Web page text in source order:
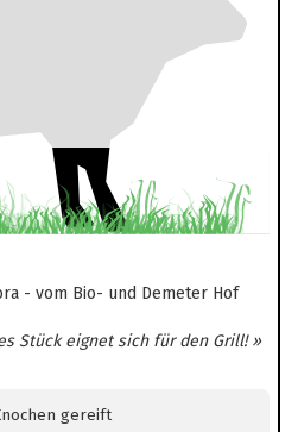
- vom Bio- und Demeter Hof
Stück eignet sich für den Grill! »
gereift